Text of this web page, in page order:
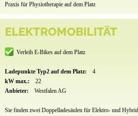
Praxis für Physiotherapie auf dem Platz
ELEKTROMOBILITÄT
Verleih E-Bikes auf dem Platz
Ladepunkte Typ2 auf dem Platz:
4
kW max.:
22
Anbieter:
Westfalen AG
Sie finden zwei Doppelladesäulen für Elektro- und